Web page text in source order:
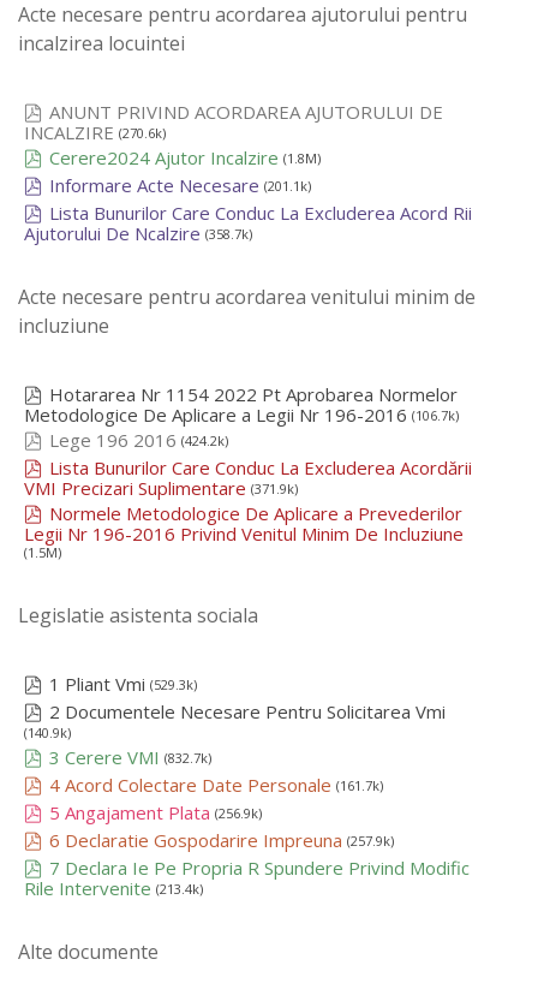
Acte necesare pentru acordarea ajutorului pentru
incalzirea locuintei
ANUNT PRIVIND ACORDAREA AJUTORULUI DE
INCALZIRE (270.6k)
Cerere2024 Ajutor Incalzire (1.8M)
Informare Acte Necesare (201.1k)
Lista Bunurilor Care Conduc La Excluderea Acord Rii
Ajutorului De Ncalzire (358.7k)
Acte necesare pentru acordarea venitului minim de
incluziune
Hotararea Nr 1154 2022 Pt Aprobarea Normelor
Metodologice De Aplicare a Legii Nr 196-2016 (106.7k)
Lege 196 2016 (424.2k)
Lista Bunurilor Care Conduc La Excluderea Acordării
VMI Precizari Suplimentare (371.9k)
Normele Metodologice De Aplicare a Prevederilor
Legii Nr 196-2016 Privind Venitul Minim De Incluziune
(1.5M)
Legislatie asistenta sociala
1 Pliant Vmi (529.3k)
2 Documentele Necesare Pentru Solicitarea Vmi
(140.9k)
3 Cerere VMI (832.7k)
4 Acord Colectare Date Personale (161.7k)
5 Angajament Plata (256.9k)
6 Declaratie Gospodarire Impreuna (257.9k)
7 Declara Ie Pe Propria R Spundere Privind Modific
Rile Intervenite (213.4k)
Alte documente